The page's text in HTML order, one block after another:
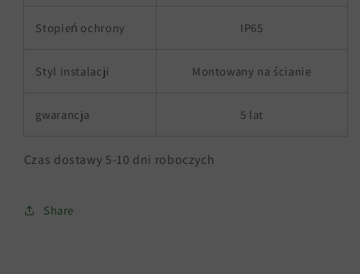
Stopień ochrony IP65
Styl instalacji Montowany na ścianie
gwarancja 5 lat
Czas dostawy 5-10 dni roboczych
Share